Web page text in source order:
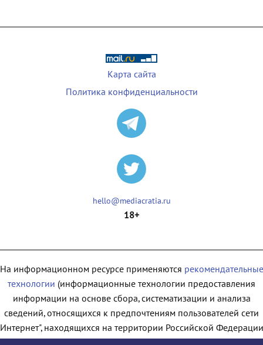
Карта сайта
Политика конфиденциальности
hello@mediacratia.ru
18+
На информационном ресурсе применяются рекомендательные
технологии (информационные технологии предоставления
информации на основе сбора, систематизации и анализа
сведений, относящихся к предпочтениям пользователей сети
находящихся на территории Российской